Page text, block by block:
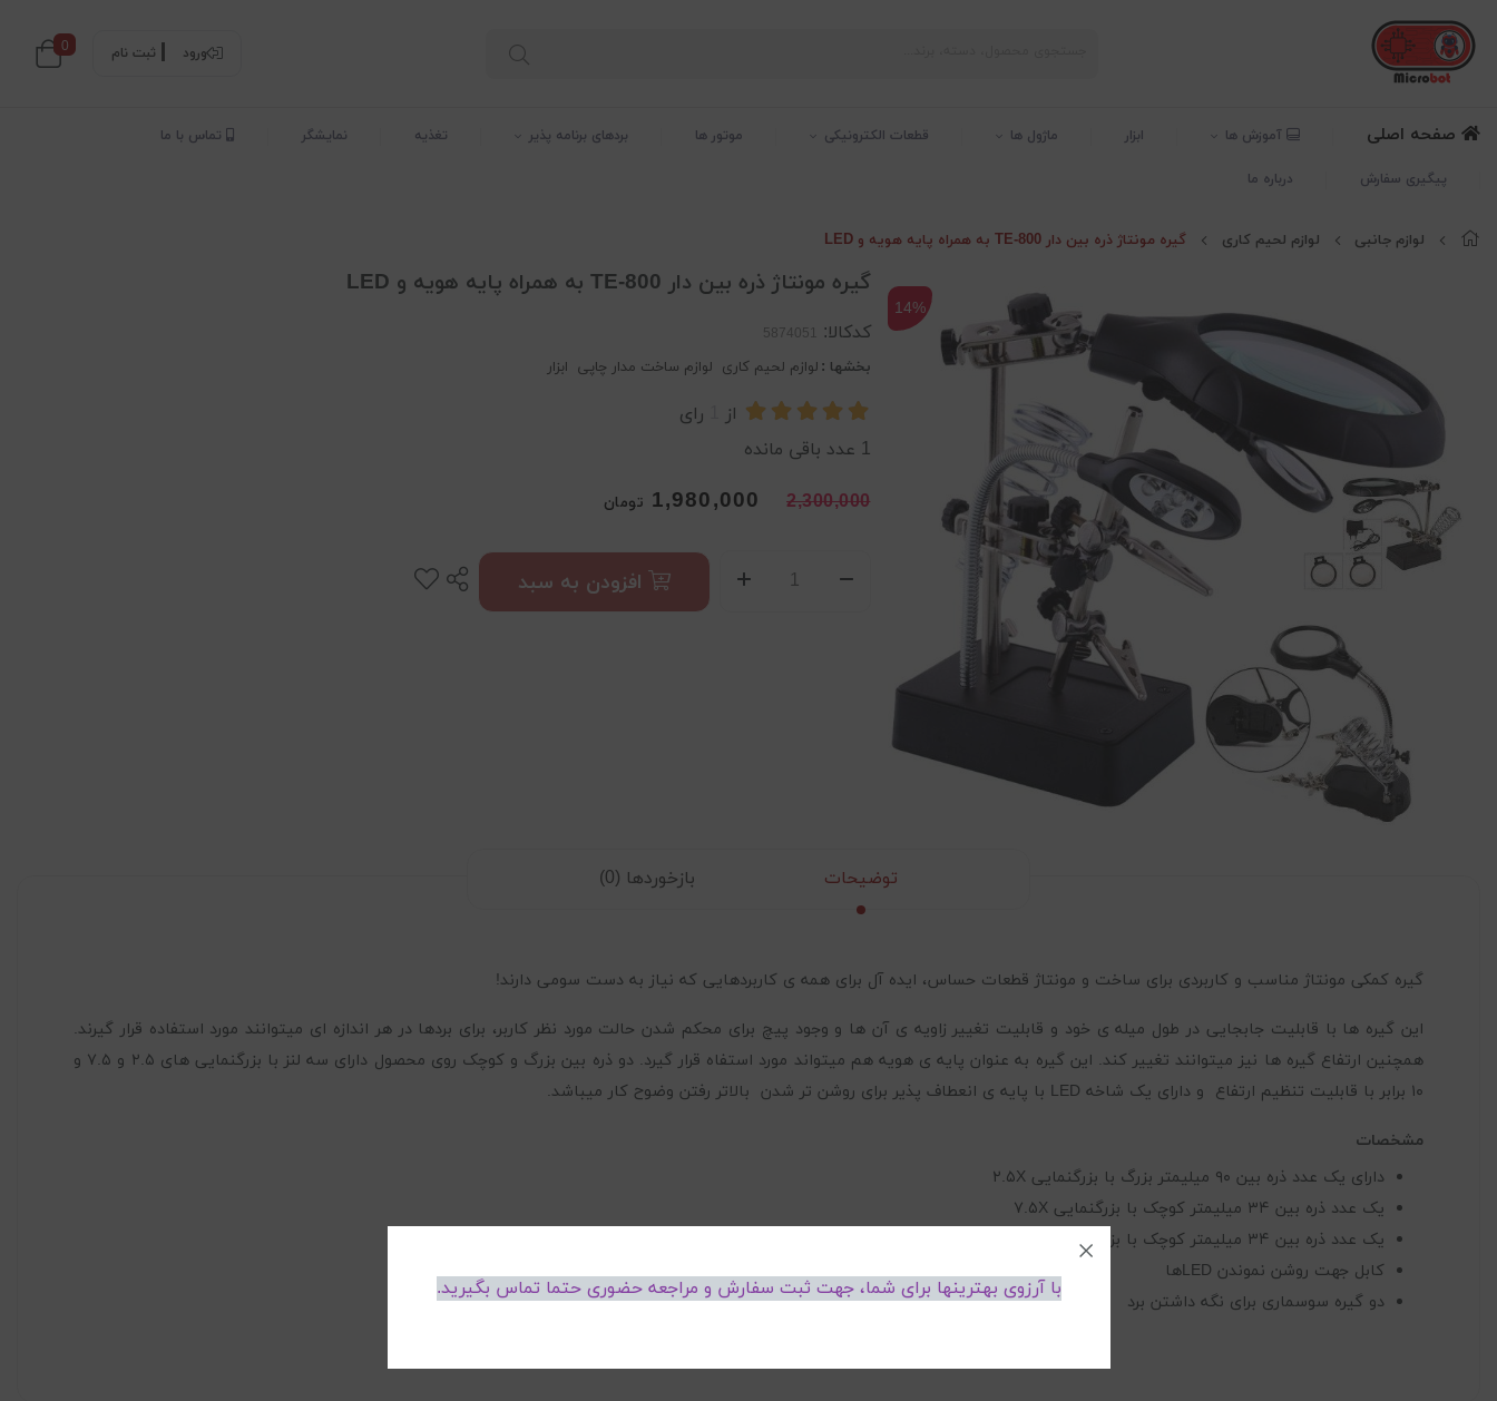
ورود ثبت نام 0
صفحه اصلی آموزش ها ابزار ماژول ها قطعات الکترونیکی موتور ها بردهای برنامه پذیر تغذیه نمایشگر تماس با ما
پیگیری سفارش درباره ما
لوازم جانبی لوازم لحیم کاری گیره مونتاژ ذره بین دار TE-800 به همراه پایه هویه و LED
14%
گیره مونتاژ ذره بین دار TE-800 به همراه پایه هویه و LED
کدکالا:
بخشها : لوازم لحیم کاری لوازم ساخت مدار چاپی ابزار
از
رای
1 عدد باقی مانده
2,300,000
1,980,000 تومان
افزودن به سبد
توضیحات بازخوردها (0)
گیره کمکی مونتاژ مناسب و کاربردی برای ساخت و مونتاژ قطعات حساس، ایده آل برای همه ی کاربردهایی که نیاز به دست سومی دارند!
این گیره ها با قابلیت جابجایی در طول میله ی خود و قابلیت تغییر زاویه ی آن ها و وجود پیچ برای محکم شدن حالت مورد نظر کاربر، برای بردها در هر اندازه ای میتوانند مورد استفاده قرار گیرند.
همچنین ارتفاع گیره ها نیز میتوانند تغییر کند. این گیره به عنوان پایه ی هویه هم میتواند مورد استفاه قرار گیرد. دو ذره بین بزرگ و کوچک روی محصول دارای سه لنز با بزرگنمایی های ۲.۵ و ۷.۵ و
۱۰ برابر با قابلیت تنظیم ارتفاع و دارای یک شاخه LED با پایه ی انعطاف پذیر برای روشن تر شدن بالاتر رفتن وضوح کار میباشد.
مشخصات
دارای یک عدد ذره بین ۹۰ میلیمتر بزرگ با بزرگنمایی ۲.۵X
یک عدد ذره بین ۳۴ میلیمتر کوچک با بزرگنمایی ۷.۵X
یک عدد ذره بین ۳۴ میلیمتر کوچک با بزرگنمایی ۱۰X
کابل جهت روشن نموندن LEDها
دو گیره سوسماری برای نگه داشتن برد
با آرزوی بهترینها برای شما، جهت ثبت سفارش و مراجعه حضوری حتما تماس بگیرید.